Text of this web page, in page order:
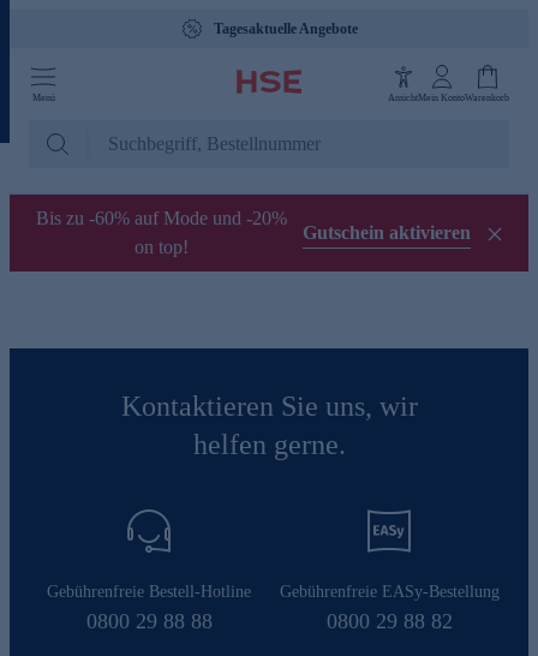
Tagesaktuelle Angebote
Menü AnsichtMein KontoWarenkorb
Bis zu -60% auf Mode und -20%
on top!
Gutschein aktivieren
Kontaktieren Sie uns, wir
helfen gerne.
Gebührenfreie Bestell-Hotline
0800 29 88 88
Gebührenfreie EASy-Bestellung
0800 29 88 82